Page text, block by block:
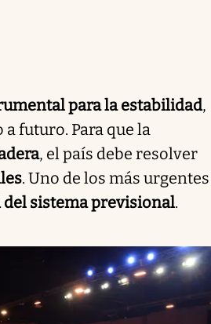
para la estabilidad,
futuro. Para que la
, el país debe resolver
. Uno de los más urgentes
sistema previsional.